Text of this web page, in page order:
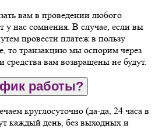
вам в проведении любого
у нас сомнения. В случае, если вы
провести платеж в пользу
то транзакцию мы оспорим через
вам возвращены не будут.
работы?
круглосуточно (да-да, 24 часа в
каждый день, без выходных и